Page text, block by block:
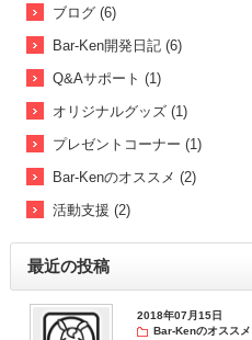
ブログ (6)
Bar-Ken開発日記 (6)
Q&Aサポート (1)
オリジナルグッズ (1)
プレゼントコーナー (1)
Bar-Kenのオススメ (2)
活動支援 (2)
最近の投稿
2018年07月15日
Bar-Kenのオススメ